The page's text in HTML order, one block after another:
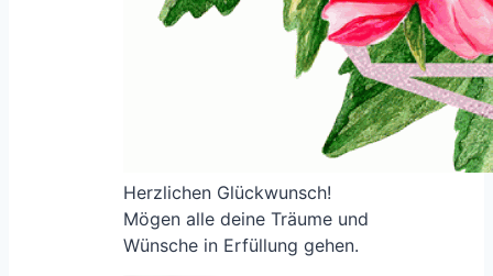
Herzlichen Glückwunsch!
Mögen alle deine Träume und
Wünsche in Erfüllung gehen.